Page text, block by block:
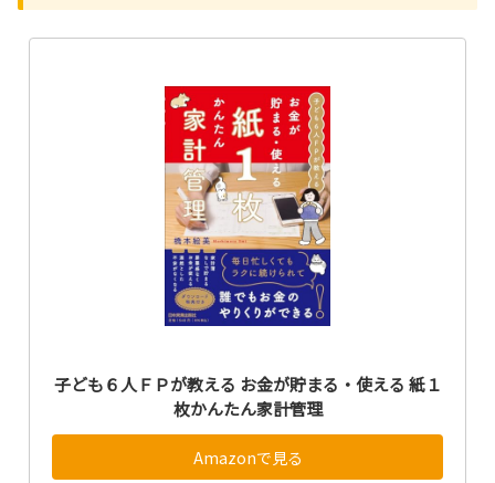
子ども６人ＦＰが教える お金が貯まる・使える 紙１
枚かんたん家計管理
Amazonで見る